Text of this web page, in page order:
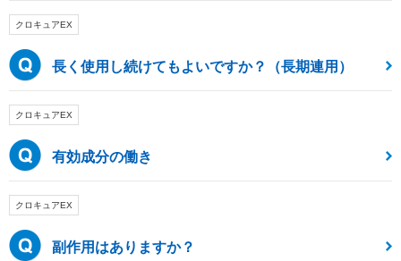
クロキュアEX
長く使用し続けてもよいですか？（長期連用）
クロキュアEX
有効成分の働き
クロキュアEX
副作用はありますか？